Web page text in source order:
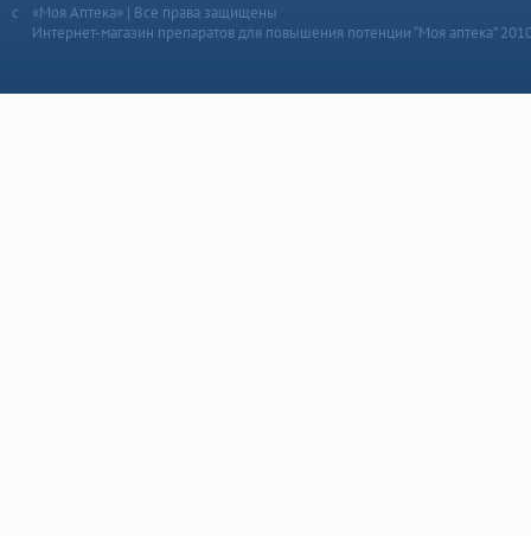
«Моя Аптека» | Все права защищены
Интернет-магазин препаратов для повышения потенции “Моя аптека”